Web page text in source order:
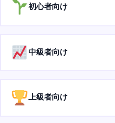
初心者向け
中級者向け
上級者向け